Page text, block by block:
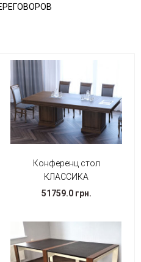
Конференц стол
КЛАССИКА
51759.0 грн.